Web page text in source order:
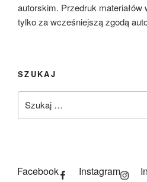
autorskim. Przedruk materiałów
tylko za wcześniejszą zgodą
SZUKAJ
Facebook Instagram